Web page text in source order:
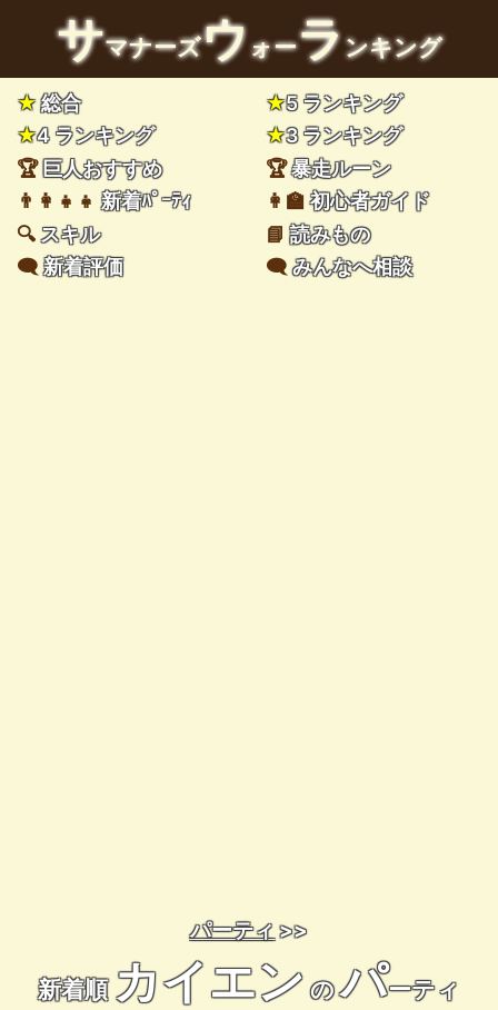
サマナーズウォーランキング
★総合 ★5 ランキング
★4 ランキング ★3 ランキング
🏆巨人おすすめ 🏆暴走ルーン
👨‍👩‍👧‍👧新着ﾊﾟｰﾃｨ 👩‍🏫初心者ガイド
🔍スキル 📘読みもの
🗨️新着評価 🗨️みんなへ相談
パーティ >>
新着順 カイエン のパーティ